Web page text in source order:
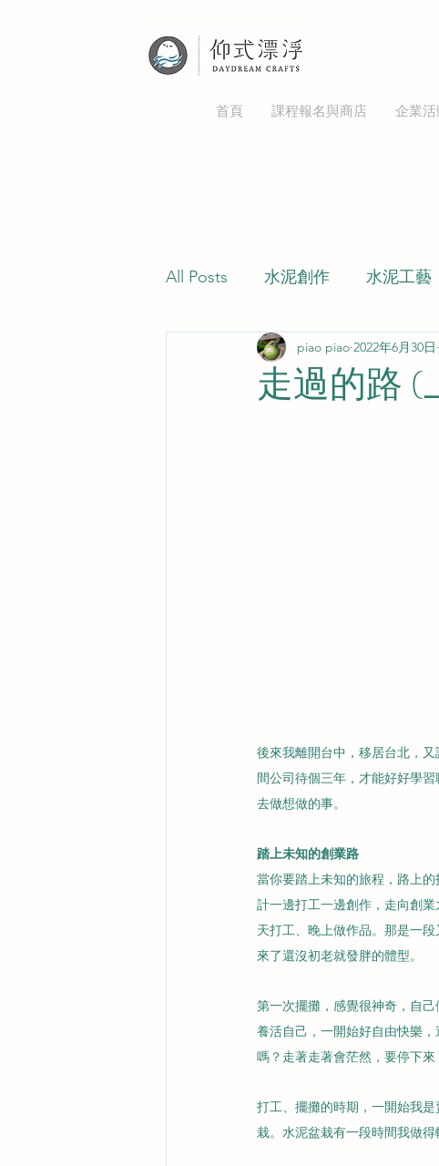
首頁 課程報名與商店 企業活
All Posts 水泥創作 水泥工藝
綠色邪教 多肉病蟲害
走過的路 (
piao piao 2022年6月30日
後來我離開台中，移居台北，
間公司待個三年，才能好好學
去做想做的事。
踏上未知的創業路
當你要踏上未知的旅程，路上
計一邊打工一邊創作，走向創
天打工、晚上做作品。那是一
來了還沒初老就發胖的體型。
第一次擺攤，感覺很神奇，自
養活自己，一開始好自由快樂
嗎？走著走著會茫然，要停下來
打工、擺攤的時期，一開始我
栽。水泥盆栽有一段時間我做